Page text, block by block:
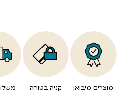
מוצרים מיבואן קניה בטוחה